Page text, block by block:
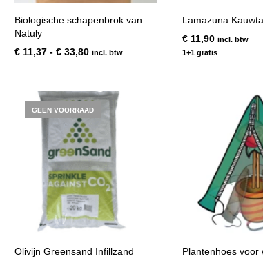
Biologische schapenbrok van
Natuly
€11,37 - €33,80Prijsklasse:
€ 33,80
incl. btw
Lamazuna
€11,90 incl. btw
1+1 gratis
GEEN VOORRAAD
Olivijn Greensand Infillzand
Plantenhoes voor